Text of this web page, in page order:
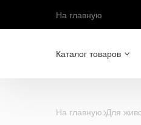
На главную
Каталог товаров
На главную Для